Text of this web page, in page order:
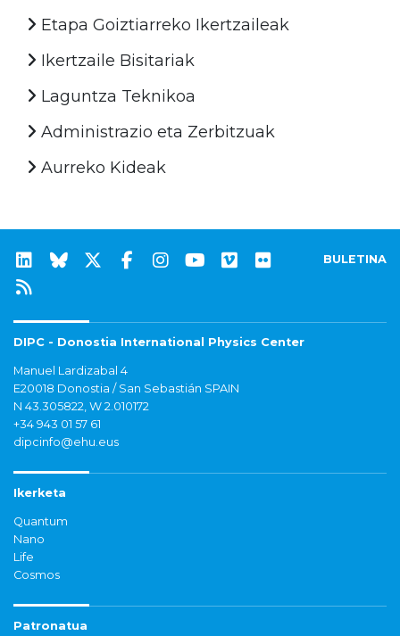
Etapa Goiztiarreko Ikertzaileak
Ikertzaile Bisitariak
Laguntza Teknikoa
Administrazio eta Zerbitzuak
Aurreko Kideak
BULETINA
DIPC - Donostia International Physics Center
Manuel Lardizabal 4
E20018 Donostia / San Sebastián SPAIN
N 43.305822, W 2.010172
+34 943 01 57 61
dipcinfo@ehu.eus
Ikerketa
Quantum
Nano
Life
Cosmos
Patronatua